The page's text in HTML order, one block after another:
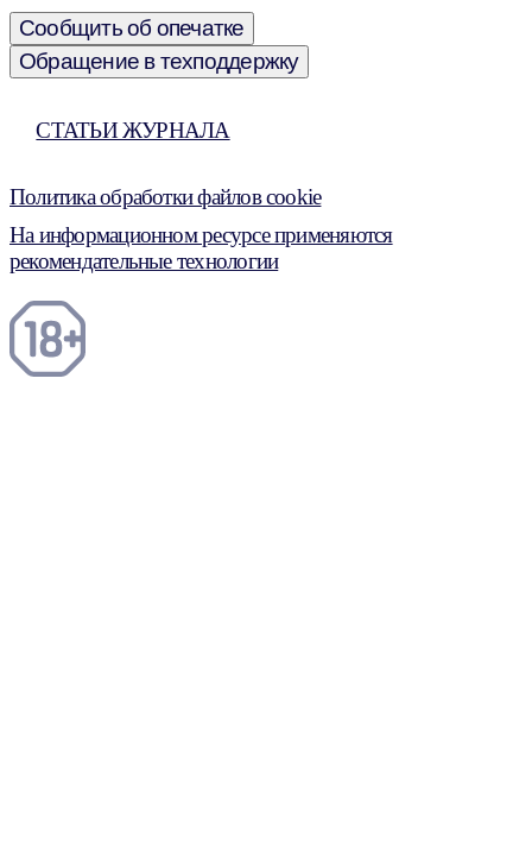
Сообщить об опечатке
Обращение в техподдержку
СТАТЬИ ЖУРНАЛА
Политика обработки файлов cookie
На информационном ресурсе применяются
рекомендательные технологии